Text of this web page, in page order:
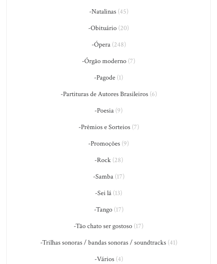
-Natalinas(45)
-Obituário (20)
-Ópera(248)
-Órgão moderno (7)
-Pagode (1)
-Partituras de Autores Brasileiros(6)
-Poesia (9)
-Prêmios e Sorteios(7)
-Promoções (9)
-Rock(28)
-Samba(17)
-Sei lá (13)
-Tango(17)
-Tão chato ser gostoso (17)
-Trilhas sonoras / bandas sonoras / soundtracks(41)
-Vários(4)